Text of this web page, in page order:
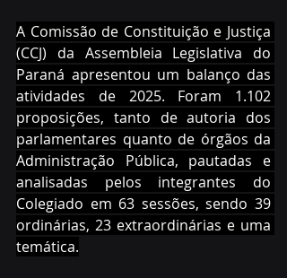
A Comissão de Constituição e Justiça
(CCJ) da Assembleia Legislativa do
Paraná apresentou um balanço das
atividades de 2025. Foram 1.102
proposições, tanto de autoria dos
parlamentares quanto de órgãos da
Administração Pública, pautadas e
analisadas pelos integrantes do
Colegiado em 63 sessões, sendo 39
ordinárias, 23 extraordinárias e uma
temática.